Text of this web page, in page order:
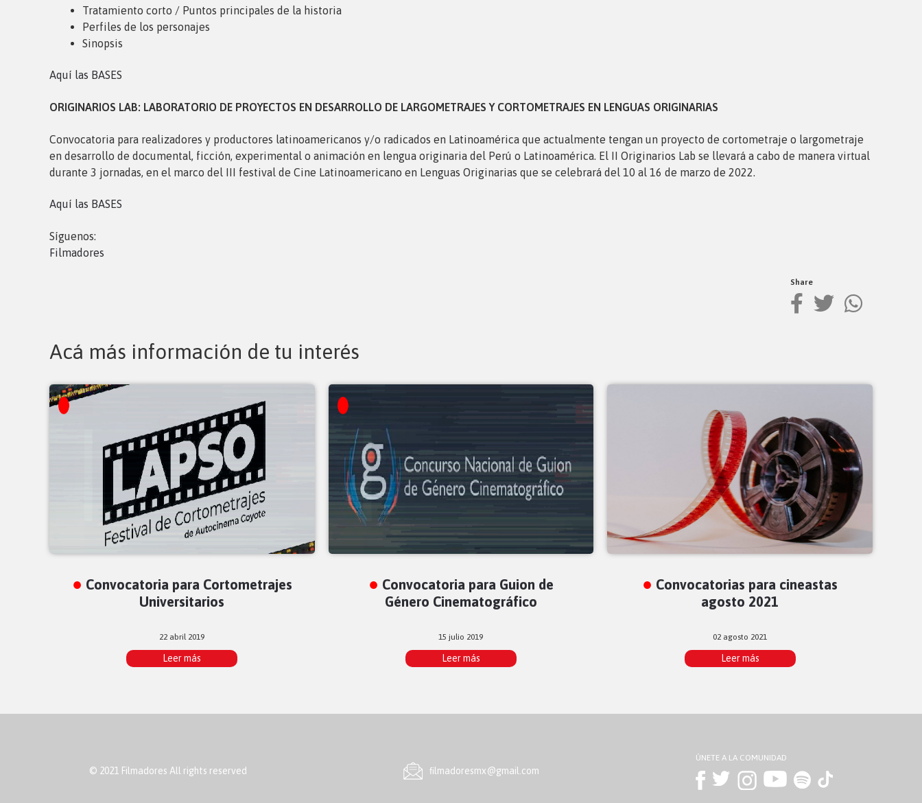
Tratamiento corto / Puntos principales de la historia
Perfiles de los personajes
Sinopsis
Aquí las BASES
ORIGINARIOS LAB: LABORATORIO DE PROYECTOS EN DESARROLLO DE LARGOMETRAJES Y CORTOMETRAJES EN LENGUAS ORIGINARIAS
Convocatoria para realizadores y productores latinoamericanos y/o radicados en Latinoamérica que actualmente tengan un proyecto de cortometraje o largometraje
en desarrollo de documental, ficción, experimental o animación en lengua originaria del Perú o Latinoamérica. El II Originarios Lab se llevará a cabo de manera virtual
durante 3 jornadas, en el marco del III festival de Cine Latinoamericano en Lenguas Originarias que se celebrará del 10 al 16 de marzo de 2022.
Aquí las BASES
Síguenos:
Filmadores
Share
Acá más información de tu interés
Convocatoria para Cortometrajes
Universitarios
22 abril 2019
Leer más
Convocatoria para Guion de
Género Cinematográfico
15 julio 2019
Leer más
Convocatorias para cineastas
agosto 2021
02 agosto 2021
Leer más
© 2021 Filmadores All rights reserved ﬁlmadoresmx@gmail.com
ÚNETE A LA COMUNIDAD